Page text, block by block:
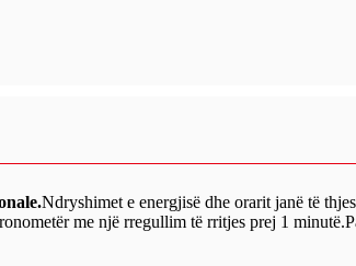
Ndryshimet e energjisë dhe orarit janë të
me një rregullim të rritjes prej 1